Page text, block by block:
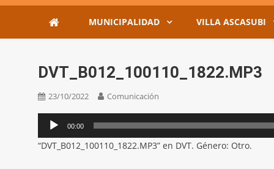
MUNICIPALIDAD VILLA ASCASUBI
DVT_B012_100110_1822.MP3
23/10/2022 Comunicación
Reproductor
de
audio
00:00
“DVT_B012_100110_1822.MP3” en DVT. Género: Otro.